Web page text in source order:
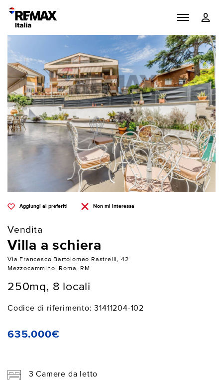
Aggiungi ai preferiti Non mi interessa
Vendita
Villa a schiera
Via Francesco Bartolomeo Rastrelli, 42
Mezzocammino, Roma, RM
250mq, 8 locali
Codice di riferimento: 31411204-102
635.000€
3 Camere da letto